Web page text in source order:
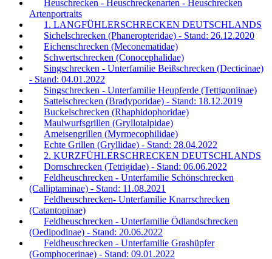
Heuschrecken - Heuschreckenarten - Heuschrecken
Artenportraits
1. LANGFÜHLERSCHRECKEN DEUTSCHLANDS
Sichelschrecken (Phaneropteridae) - Stand: 26.12.2020
Eichenschrecken (Meconematidae)
Schwertschrecken (Conocephalidae)
Singschrecken - Unterfamilie Beißschrecken (Decticinae)
- Stand: 04.01.2022
Singschrecken - Unterfamilie Heupferde (Tettigoniinae)
Sattelschrecken (Bradyporidae) - Stand: 18.12.2019
Buckelschrecken (Rhaphidophoridae)
Maulwurfsgrillen (Gryllotalpidae)
Ameisengrillen (Myrmecophilidae)
Echte Grillen (Gryllidae) - Stand: 28.04.2022
2. KURZFÜHLERSCHRECKEN DEUTSCHLANDS
Dornschrecken (Tetrigidae) - Stand: 06.06.2022
Feldheuschrecken - Unterfamilie Schönschrecken
(Calliptaminae) - Stand: 11.08.2021
Feldheuschrecken- Unterfamilie Knarrschrecken
(Catantopinae)
Feldheuschrecken - Unterfamilie Ödlandschrecken
(Oedipodinae) - Stand: 20.06.2022
Feldheuschrecken - Unterfamilie Grashüpfer
(Gomphocerinae) - Stand: 09.01.2022